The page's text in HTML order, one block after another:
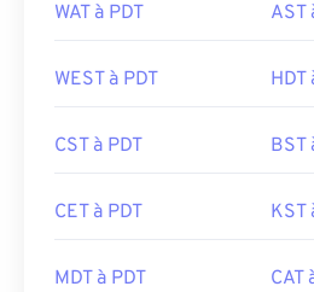
WAT à PDT AST
WEST à PDT HDT
CST à PDT BST
CET à PDT KST
MDT à PDT CAT